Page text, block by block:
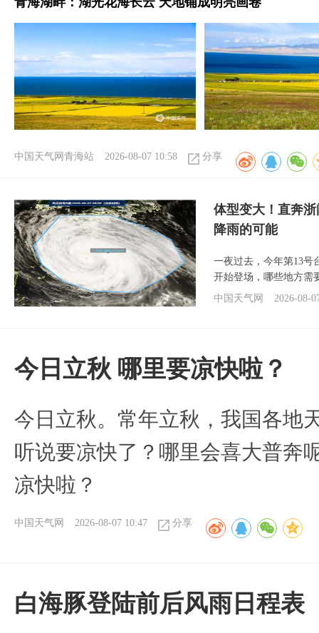
中国天气网青海站 2026-08-07 10:58 分享
体型变大！直奔
降雨的可能
一夜过去，今年第13号
开始登场，哪些地方需
中国天气网
2026-08-
今日立秋 哪里要凉快啦？
今日立秋。常年立秋，我国各地
听说要凉快了？哪里会喜大普奔
凉快啦？
中国天气网 2026-08-07 10:47 分享
白海豚登陆前后风雨日程表